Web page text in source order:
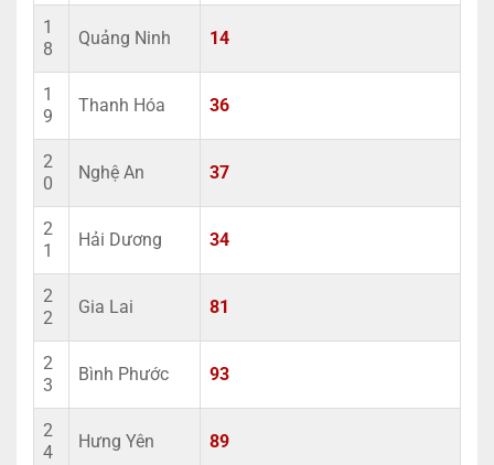
1
8
Quảng Ninh 14
1
9
Thanh Hóa 36
2
0
Nghệ An 37
2
1
Hải Dương 34
2
2
Gia Lai 81
2
3
Bình Phước 93
2
4
Hưng Yên 89